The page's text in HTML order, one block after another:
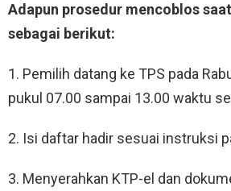
Adapun prosedur mencoblos
sebagai berikut:
1. Pemilih datang ke TPS pada
pukul 07.00 sampai 13.00 waktu
2. Isi daftar hadir sesuai instruksi
3. Menyerahkan KTP-el dan